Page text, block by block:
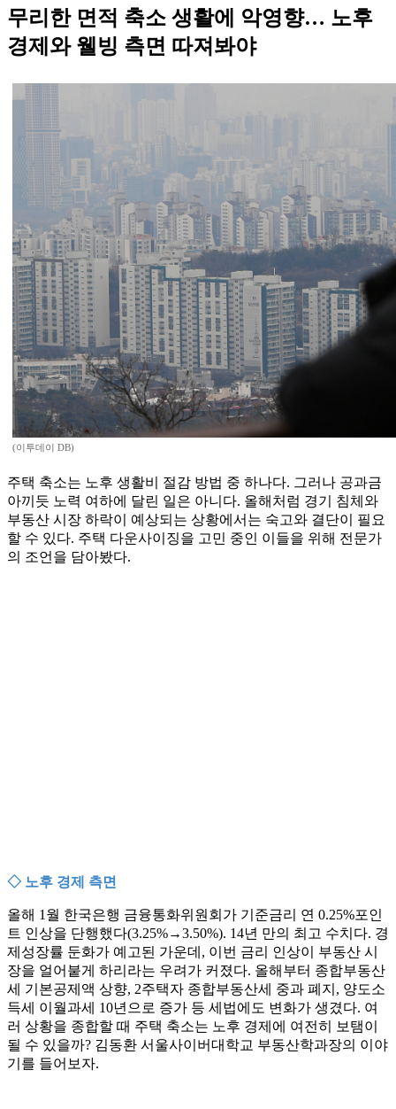
무리한 면적 축소 생활에 악영향… 노후
경제와 웰빙 측면 따져봐야
(이투데이 DB)
주택 축소는 노후 생활비 절감 방법 중 하나다. 그러나 공과금
아끼듯 노력 여하에 달린 일은 아니다. 올해처럼 경기 침체와
부동산 시장 하락이 예상되는 상황에서는 숙고와 결단이 필요
할 수 있다. 주택 다운사이징을 고민 중인 이들을 위해 전문가
의 조언을 담아봤다.
◇ 노후 경제 측면
올해 1월 한국은행 금융통화위원회가 기준금리 연 0.25%포인
트 인상을 단행했다(3.25%→3.50%). 14년 만의 최고 수치다. 경
제성장률 둔화가 예고된 가운데, 이번 금리 인상이 부동산 시
장을 얼어붙게 하리라는 우려가 커졌다. 올해부터 종합부동산
세 기본공제액 상향, 2주택자 종합부동산세 중과 폐지, 양도소
득세 이월과세 10년으로 증가 등 세법에도 변화가 생겼다. 여
러 상황을 종합할 때 주택 축소는 노후 경제에 여전히 보탬이
될 수 있을까? 김동환 서울사이버대학교 부동산학과장의 이야
기를 들어보자.